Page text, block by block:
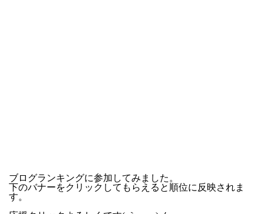
ブログランキングに参加してみました。
下のバナーをクリックしてもらえると順位に反映されま
す。